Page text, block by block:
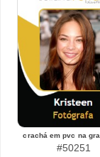
crachá em pvc na
#50251